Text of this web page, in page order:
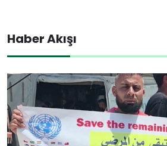
Haber Akışı